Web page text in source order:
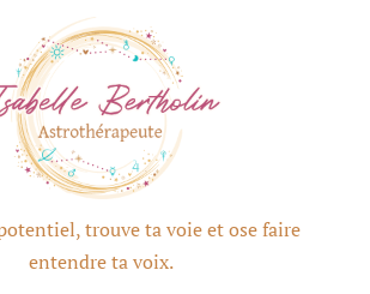
trouve ta voie et ose faire
entendre ta voix.